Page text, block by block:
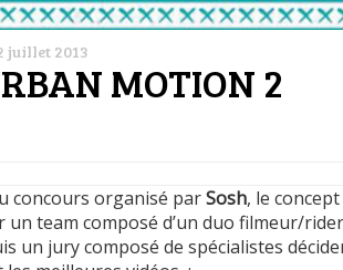
juillet 2013
MOTION 2
concours organisé parSosh, le
un team composé d’un duo filmeur/
un jury composé de spécialistes